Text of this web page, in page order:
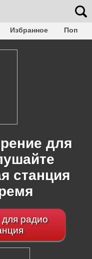
Избранное
Поп
для
станция
для радио